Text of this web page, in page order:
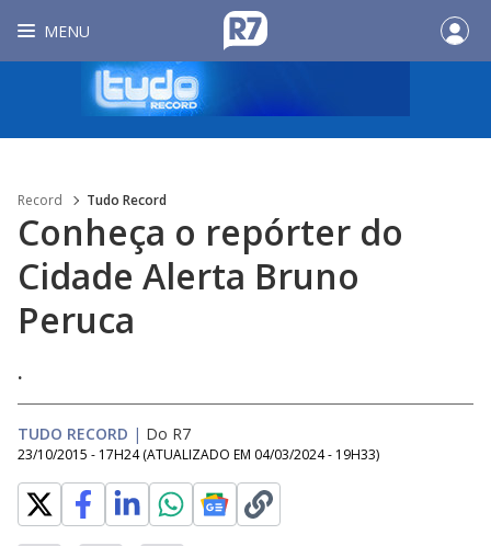
MENU
Record Tudo Record
Conheça o repórter do
Cidade Alerta Bruno
Peruca
.
TUDO RECORD | Do R7
23/10/2015 - 17H24 (ATUALIZADO EM 04/03/2024 - 19H33)